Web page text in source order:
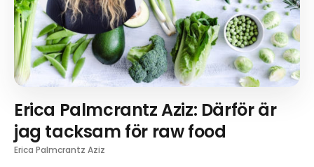
Erica Palmcrantz Aziz: Därför är
jag tacksam för raw food
Erica Palmcrantz Aziz